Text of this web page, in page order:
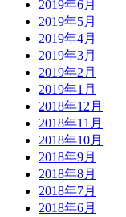
2019年6月
2019年5月
2019年4月
2019年3月
2019年2月
2019年1月
2018年12月
2018年11月
2018年10月
2018年9月
2018年8月
2018年7月
2018年6月